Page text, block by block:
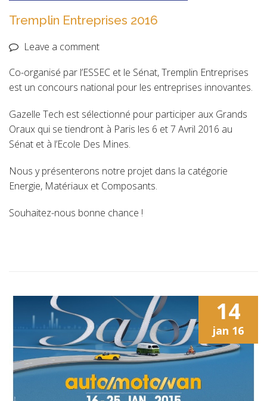
Tremplin Entreprises 2016
Leave a comment
Co-organisé par l’ESSEC et le Sénat, Tremplin Entreprises
est un concours national pour les entreprises innovantes.
Gazelle Tech est sélectionné pour participer aux Grands
Oraux qui se tiendront à Paris les 6 et 7 Avril 2016 au
Sénat et à l’Ecole Des Mines.
Nous y présenterons notre projet dans la catégorie
Energie, Matériaux et Composants.
Souhaitez-nous bonne chance !
14
jan 16